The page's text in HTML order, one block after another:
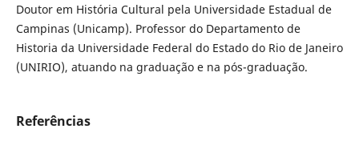
Doutor em História Cultural pela Universidade Estadual de
Campinas (Unicamp). Professor do Departamento de
Historia da Universidade Federal do Estado do Rio de Janeiro
(UNIRIO), atuando na graduação e na pós-graduação.
Referências